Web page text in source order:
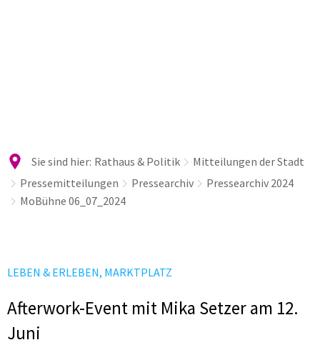
Sie sind hier: Rathaus & Politik
Mitteilungen der Stadt
Pressemitteilungen
Pressearchiv
Pressearchiv 2024
MoBühne 06_07_2024
LEBEN & ERLEBEN, MARKTPLATZ
Afterwork-Event mit Mika Setzer am 12.
Juni